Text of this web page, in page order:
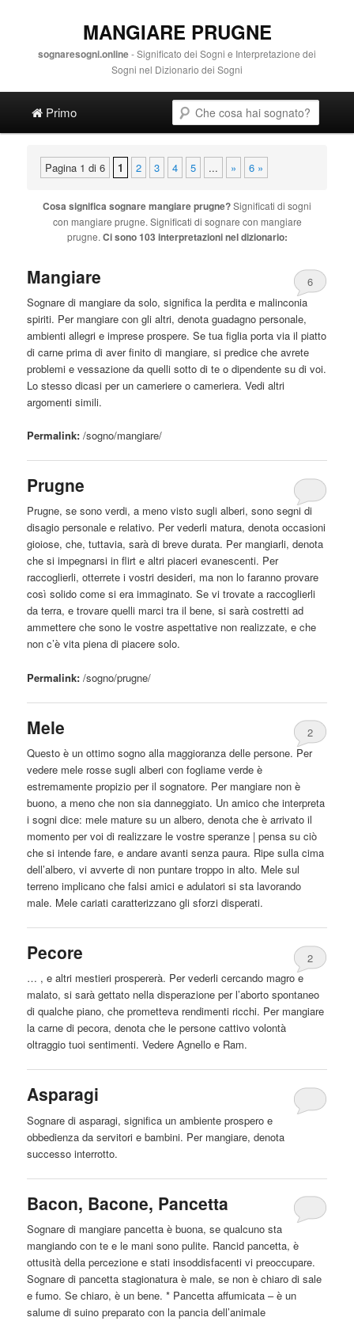
MANGIARE PRUGNE
sognaresogni.online- Significato dei Sogni e Interpretazione dei
Sogni nel Dizionario dei Sogni
Vai al contenuto principale
Vai al contenuto secondario
Primo
Pagina 1 di 6 1 2 3 4 5 ... » 6 »
Cosa significa sognaremangiare prugne?Significati di sogni
con mangiare prugne. Significati di sognare con mangiare
prugne. Ci sono 103 interpretazioni nel dizionario:
Mangiare
6
Sognare di mangiare da solo, significa la perdita e malinconia
spiriti. Per mangiare con gli altri, denota guadagno personale,
ambienti allegri e imprese prospere. Se tua figlia porta via il piatto
di carne prima di aver finito di mangiare, si predice che avrete
problemi e vessazione da quelli sotto di te o dipendente su di voi.
Lo stesso dicasi per un cameriere o cameriera. Vedi altri
argomenti simili.
Permalink: /sogno/mangiare/
Prugne
Prugne, se sono verdi, a meno visto sugli alberi, sono segni di
disagio personale e relativo. Per vederli matura, denota occasioni
gioiose, che, tuttavia, sarà di breve durata. Per mangiarli, denota
che si impegnarsi in flirt e altri piaceri evanescenti. Per
raccoglierli, otterrete i vostri desideri, ma non lo faranno provare
così solido come si era immaginato. Se vi trovate a raccoglierli
da terra, e trovare quelli marci tra il bene, si sarà costretti ad
ammettere che sono le vostre aspettative non realizzate, e che
non c’è vita piena di piacere solo.
Permalink: /sogno/prugne/
Mele
2
Questo è un ottimo sogno alla maggioranza delle persone. Per
vedere mele rosse sugli alberi con fogliame verde è
estremamente propizio per il sognatore. Per mangiare non è
buono, a meno che non sia danneggiato. Un amico che interpreta
i sogni dice: mele mature su un albero, denota che è arrivato il
momento per voi di realizzare le vostre speranze | pensa su ciò
che si intende fare, e andare avanti senza paura. Ripe sulla cima
dell’albero, vi avverte di non puntare troppo in alto. Mele sul
terreno implicano che falsi amici e adulatori si sta lavorando
male. Mele cariati caratterizzano gli sforzi disperati.
Pecore
2
… , e altri mestieri prospererà. Per vederli cercando magro e
malato, si sarà gettato nella disperazione per l’aborto spontaneo
di qualche piano, che prometteva rendimenti ricchi. Per mangiare
la carne di pecora, denota che le persone cattivo volontà
oltraggio tuoi sentimenti. Vedere Agnello e Ram.
Asparagi
Sognare di asparagi, significa un ambiente prospero e
obbedienza da servitori e bambini. Per mangiare, denota
successo interrotto.
Bacon, Bacone, Pancetta
Sognare di mangiare pancetta è buona, se qualcuno sta
mangiando con te e le mani sono pulite. Rancid pancetta, è
ottusità della percezione e stati insoddisfacenti vi preoccupare.
Sognare di pancetta stagionatura è male, se non è chiaro di sale
e fumo. Se chiaro, è un bene. * Pancetta affumicata – è un
salume di suino preparato con la pancia dell’animale